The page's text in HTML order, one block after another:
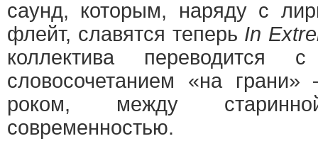
саунд, которым, наряду с
флейт, славятся теперь In
коллектива переводится
словосочетанием «на
роком, между
современностью.